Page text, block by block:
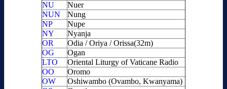
NU
Nuer
NUN
Nung
NP
Nupe
NY
Nyanja
OR
Odia / Oriya / Orissa(32m)
OG
Ogan
LTO
Oriental Liturgy of Vaticane Radio
OO
Oromo
OW
Oshiwambo (Ovambo, Kwanyama)